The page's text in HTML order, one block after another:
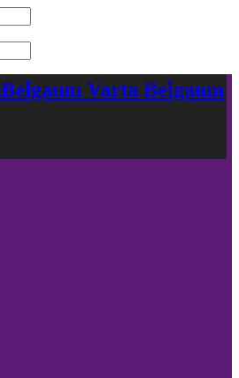
Belgaum Varta Belgaum